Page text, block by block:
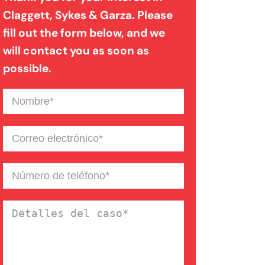
Mordedura de perro
Noticias de la Firma
Un blog de derecho de
Connecticut
Claggett, Sykes & Garza. Please
fill out the form below, and we
will contact you as soon as
possible.
Nombre(Required)
Correo
electrónico(Required)
Número
de
teléfono(Required)
Detalles